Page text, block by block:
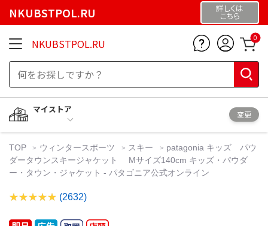
NKUBSTPOL.RU 詳しくは
こちら
NKUBSTPOL.RU 0
マイストア
変更
TOP ウィンタースポーツ スキー
patagonia キッズ パウ
ダータウンスキージャケット Mサイズ140cm キッズ・パウダ
ー・タウン・ジャケット - パタゴニア公式オンライン
(2632)